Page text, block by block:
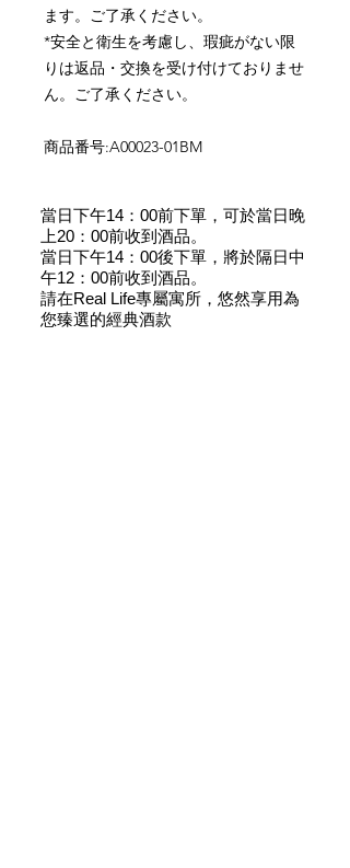
ます。ご了承ください。
*安全と衛生を考慮し、瑕疵がない限
りは返品・交換を受け付けておりませ
ん。ご了承ください。
商品番号:A00023-01BM
當日下午14：00前下單，可於當日晚
上20：00前收到酒品。
當日下午14：00後下單，將於隔日中
午12：00前收到酒品。
請在Real Life專屬寓所，悠然享用為
您臻選的經典酒款